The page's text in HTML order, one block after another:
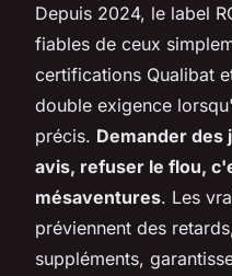
Depuis 2024, le label
fiables de ceux
certifications Qualibat
double exigence
précis. Demander
avis, refuser le flou,
mésaventures. Les
préviennent des
suppléments,